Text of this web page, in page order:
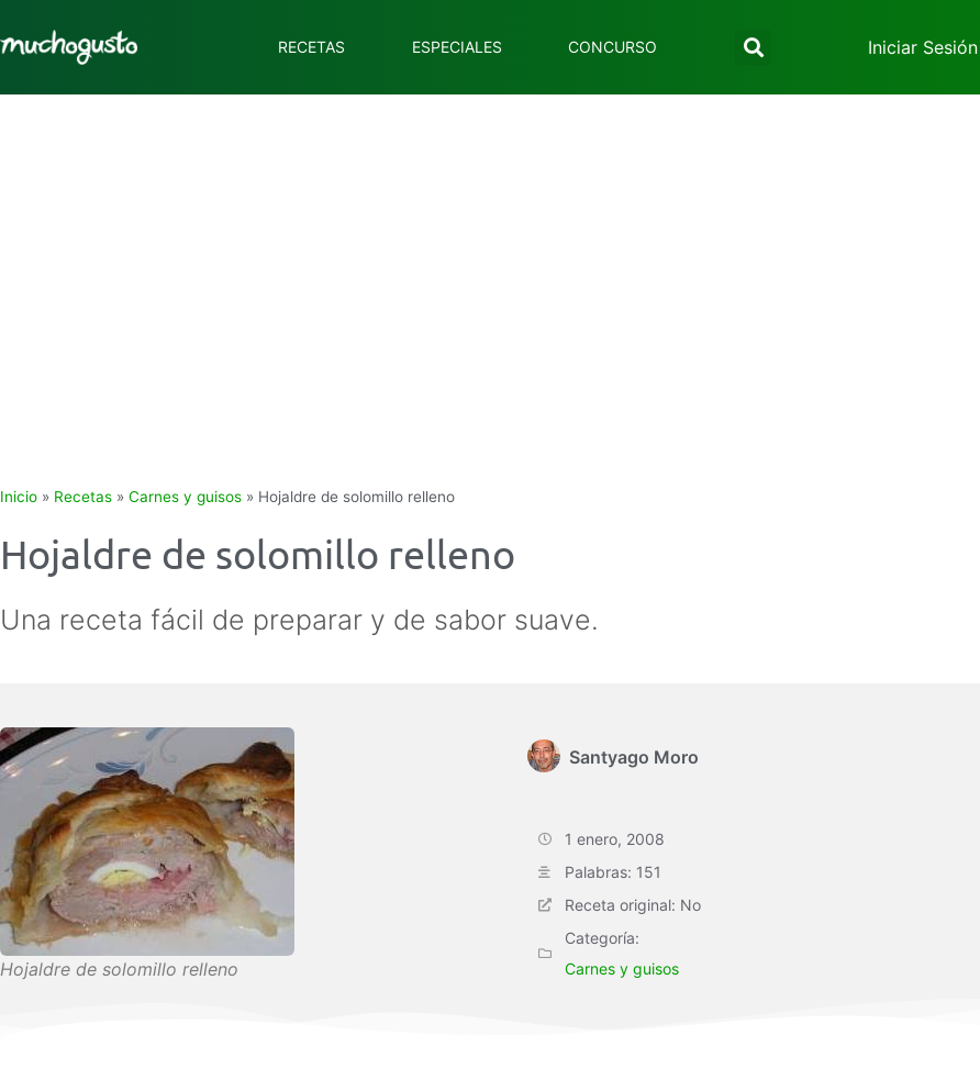
RECETAS ESPECIALES CONCURSO Iniciar Sesión
Inicio » Recetas » Carnes y guisos » Hojaldre de solomillo relleno
Hojaldre de solomillo relleno
Una receta fácil de preparar y de sabor suave.
Hojaldre de solomillo relleno
Santyago Moro
1 enero, 2008
Palabras: 151
Receta original: No
Categoría:
Carnes y guisos